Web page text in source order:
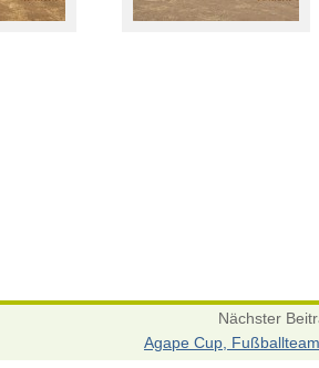
Nächster
Agape Cup, Fußballteam